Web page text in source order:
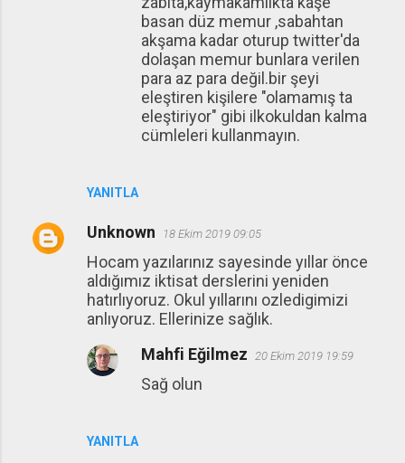
YANITLA
basan düz memur ,sabahtan
akşama kadar oturup twitter'da
dolaşan memur bunlara verilen
para az para değil.bir şeyi
eleştiren kişilere "olamamış ta
eleştiriyor" gibi ilkokuldan kalma
cümleleri kullanmayın.
Unknown 18 Ekim 2019 09:05
Hocam yazılarınız sayesinde yıllar önce
aldığımız iktisat derslerini yeniden
hatırlıyoruz. Okul yıllarını ozledigimizi
anlıyoruz. Ellerinize sağlık.
YANITLA
Mahfi Eğilmez 20 Ekim 2019 19:59
Sağ olun